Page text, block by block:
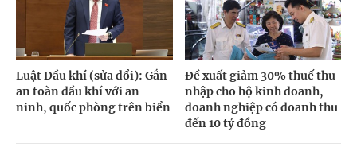
Luật Dầu khí (sửa đổi): Gắn
an toàn dầu khí với an
ninh, quốc phòng trên biển
Đề xuất giảm 30% thuế thu
nhập cho hộ kinh doanh,
doanh nghiệp có doanh thu
đến 10 tỷ đồng